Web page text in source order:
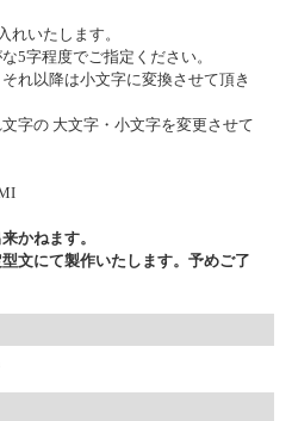
れいたします。
5字程度でご指定ください。
れ以降は小文字に変換させて頂き
字の 大文字・小文字を変更させて
来かねます。
文にて製作いたします。予めご了